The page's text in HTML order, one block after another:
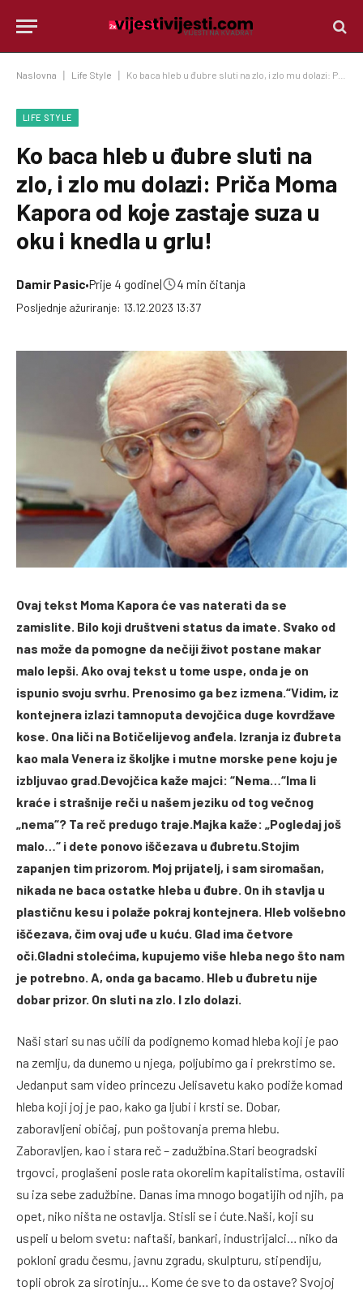
Naslovna Life Style Ko baca hleb u đubre sluti na zlo, i zlo mu dolazi: Priča Moma Kapora od koje zastaje suza u oku i knedla u grlu!
LIFE STYLE
Ko baca hleb u đubre sluti na
zlo, i zlo mu dolazi: Priča Moma
Kapora od koje zastaje suza u
oku i knedla u grlu!
Damir Pasic•Prije 4 godine| 4 min čitanja
Posljednje ažuriranje: 13.12.2023 13:37
Ovaj tekst Moma Kapora će vas naterati da se
zamislite. Bilo koji društveni status da imate. Svako od
nas može da pomogne da nečiji život postane makar
malo lepši. Ako ovaj tekst u tome uspe, onda je on
ispunio svoju svrhu. Prenosimo ga bez izmena.“Vidim, iz
kontejnera izlazi tamnoputa devojčica duge kovrdžave
kose. Ona liči na Botičelijevog anđela. Izranja iz đubreta
kao mala Venera iz školjke i mutne morske pene koju je
izbljuvao grad.Devojčica kaže majci: “Nema…“Ima li
kraće i strašnije reči u našem jeziku od tog večnog
„nema“? Ta reč predugo traje.Majka kaže: „Pogledaj još
malo…“ i dete ponovo iščezava u đubretu.Stojim
zapanjen tim prizorom. Moj prijatelj, i sam siromašan,
nikada ne baca ostatke hleba u đubre. On ih stavlja u
plastičnu kesu i polaže pokraj kontejnera. Hleb volšebno
iščezava, čim ovaj uđe u kuću. Glad ima četvore
oči.Gladni stolećima, kupujemo više hleba nego što nam
je potrebno. A, onda ga bacamo. Hleb u đubretu nije
dobar prizor. On sluti na zlo. I zlo dolazi.
Naši stari su nas učili da podignemo komad hleba koji je pao
na zemlju, da dunemo u njega, poljubimo ga i prekrstimo se.
Jedanput sam video princezu Jelisavetu kako podiže komad
hleba koji joj je pao, kako ga ljubi i krsti se. Dobar,
zaboravljeni običaj, pun poštovanja prema hlebu.
Zaboravljen, kao i stara reč – zadužbina.Stari beogradski
trgovci, proglašeni posle rata okorelim kapitalistima, ostavili
su iza sebe zadužbine. Danas ima mnogo bogatijih od njih, pa
opet, niko ništa ne ostavlja. Stisli se i ćute.Naši, koji su
uspeli u belom svetu: naftaši, bankari, industrijalci… niko da
pokloni gradu česmu, javnu zgradu, skulpturu, stipendiju,
topli obrok za sirotinju… Kome će sve to da ostave? Svojoj